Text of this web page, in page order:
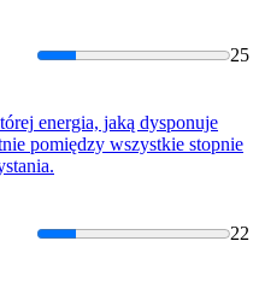
25
energia, jaką dysponuje
pomiędzy wszystkie stopnie
22